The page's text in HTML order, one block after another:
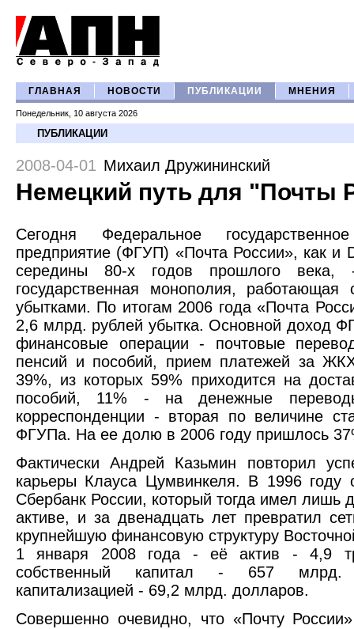
ГЛАВНАЯ НОВОСТИ ПУБЛИКАЦИИ МНЕНИЯ
Понедельник, 10 августа 2026
ПУБЛИКАЦИИ
2008-04-01 Михаил Дружининский
Немецкий путь для "Почты
Сегодня Федеральное
предприятие (ФГУП) «Почта России», как и
середины 80-х годов прошлого века, -
государственная монополия, работающая
убытками. По итогам 2006 года «Почта
2,6 млрд. рублей убытка. Основной доход
финансовые операции - почтовые
пенсий и пособий, прием платежей за
39%, из которых 59% приходится на
пособий, 11% - на денежные
корреспонденции - вторая по величине
ФГУПа. На ее долю в 2006 году пришлось
Фактически Андрей Казьмин повторил
карьеры Клауса Цумвинкеля. В 1996 году
Сбербанк России, который тогда имел лишь
активе, и за двенадцать лет превратил
крупнейшую финансовую структуру
1 января 2008 года - её актив - 4,9
собственный капитал - 657
капитализацией - 69,2 млрд. долларов.
Совершенно очевидно, что «Почту